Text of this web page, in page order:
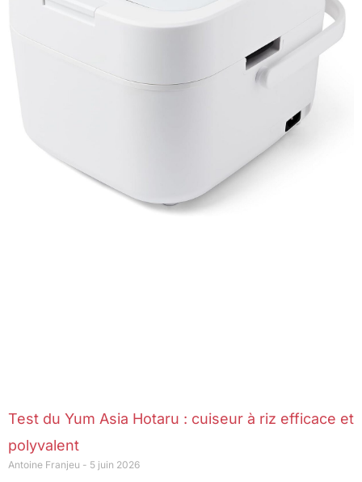
Test du Yum Asia Hotaru : cuiseur à riz efficace et
polyvalent
Antoine Franjeu 5 juin 2026